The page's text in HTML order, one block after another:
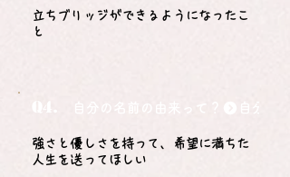
立ちブリッジができるようになったこ
と
Q4.
強さと優しさを持って、希望に満ちた
人生を送ってほしい